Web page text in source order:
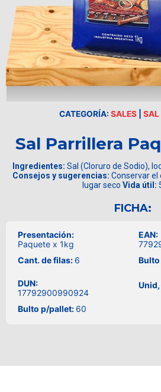
CATEGORÍA: SALES SAL
Sal Parrillera
Ingredientes: Sal (Cloruro de Sodio),
Consejos y sugerencias: Conservar el
lugar seco Vida útil:
FICHA:
Presentación:
Paquete x 1kg
Cant. de filas: 6
EAN:
DUN:
17792900990924
Bulto p/pallet: 60